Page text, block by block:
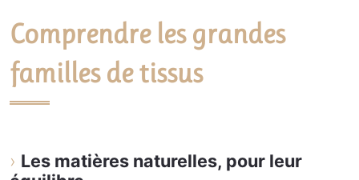
Comprendre les grandes
familles de tissus
Les matières naturelles, pour leur